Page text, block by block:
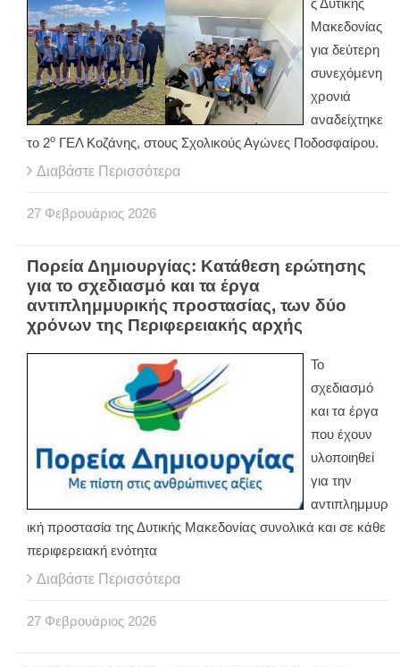
ς Δυτικής
Μακεδονίας
για δεύτερη
συνεχόμενη
χρονιά
αναδείχτηκε
το 2ο ΓΕΛ Κοζάνης, στους Σχολικούς Αγώνες Ποδοσφαίρου.
Διαβάστε Περισσότερα
27 Φεβρουάριος 2026
Πορεία Δημιουργίας: Κατάθεση ερώτησης
για το σχεδιασμό και τα έργα
αντιπλημμυρικής προστασίας, των δύο
χρόνων της Περιφερειακής αρχής
Το
σχεδιασμό
και τα έργα
που έχουν
υλοποιηθεί
για την
αντιπλημμυρ
ική προστασία της Δυτικής Μακεδονίας συνολικά και σε κάθε
περιφερειακή ενότητα
Διαβάστε Περισσότερα
27 Φεβρουάριος 2026